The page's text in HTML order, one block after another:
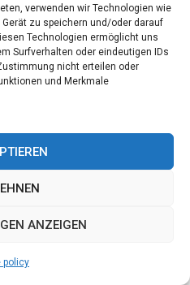
verwenden wir Technologien wie
zu speichern und/oder darauf
Technologien ermöglicht uns
Surfverhalten oder eindeutigen IDs
nicht erteilen oder
und Merkmale
ANZEIGEN
policy
Zuhause: Die Rotlicht Maske
geheim van topatleten voor
und Ihr Wohlbefinden
Leistungsdruck, Gewohnheit